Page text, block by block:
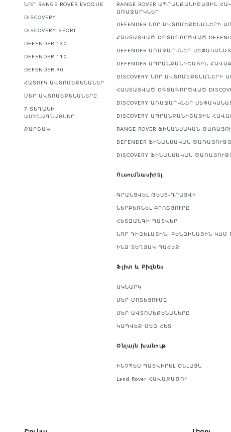
ՆՈՐ RANGE ROVER EVOQUE
DISCOVERY
DISCOVERY SPORT
DEFENDER 130
DEFENDER 110
DEFENDER 90
ՀԱՏՈՒԿ ԱՎՏՈՄԵՔԵՆԱՆԵՐ
ՄԵՐ ԱՎՏՈՄԵՔԵՆԱՆԵՐԸ
7 ՏԵՂԱՆԻ
ԱՄԵՆԱԳՆԱՑՆԵՐ
ՔԱՐՇԱԿ
RANGE ROVER ԱՊՐԱՆՔԱՆԻՇԱՅԻՆ
ԱՌԱՋԱՐԿՆԵՐ
DEFENDER ՆՈՐ ԱՎՏՈՄԵՔԵՆԱՆԵՐԻ
ՀԱՍՏԱՏՎԱԾ ՕԳՏԱԳՈՐԾՎԱԾ
DEFENDER ԱՌԱՋԱՐԿՆԵՐ
DEFENDER ԱՊՐԱՆՔԱՆԻՇԱՅԻՆ
DISCOVERY ՆՈՐ ԱՎՏՈՄԵՔԵՆԱՆԵՐԻ
ՀԱՍՏԱՏՎԱԾ ՕԳՏԱԳՈՐԾՎԱԾ
DISCOVERY ԱՌԱՋԱՐԿՆԵՐ
DISCOVERY ԱՊՐԱՆՔԱՆԻՇԱՅԻՆ
RANGE ROVER ՖԻՆԱՆՍԱԿԱՆ
DEFENDER ՖԻՆԱՆՍԱԿԱՆ
DISCOVERY ՖԻՆԱՆՍԱԿԱՆ
Ուսումնասիրել
ԳՐԱՆՑՎԵԼ ԹԵՍՏ–ԴՐԱՅՎԻ
ՆԵՐԲԵՌՆԵԼ ԲՐՈՇՅՈՒՐԸ
ՀԵՏԶԱՆԳԻ ՊԱՏՎԵՐ
ՆՈՐ ԴԻԶԵԼԱՅԻՆ, ԲԵՆԶԻՆԱՅԻՆ ԿԱՄ
ԻՆՁ ՏԵՂՅԱԿ ՊԱՀԵՔ
Ֆլիտ և Բիզնես
ԱԿՆԱՐԿ
ՄԵՐ ՄՈՏԵՑՈՒՄԸ
ՄԵՐ ԱՎՏՈՄԵՔԵՆԱՆԵՐԸ
ԿԱՊՎԵՔ ՄԵԶ ՀԵՏ
Օնլայն խանութ
ԻՆՉՊԵՍ ՊԱՏՎԻՐԵԼ ՕՆԼԱՅՆ
Land Rover ՀԱՎԱՔԱԾՈՒ